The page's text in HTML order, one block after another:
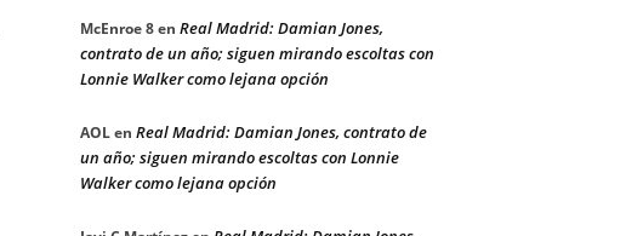
McEnroe 8en Real Madrid: Damian Jones,
contrato de un año; siguen mirando escoltas con
Lonnie Walker como lejana opción
AOLen Real Madrid: Damian Jones, contrato de
un año; siguen mirando escoltas con Lonnie
Walker como lejana opción